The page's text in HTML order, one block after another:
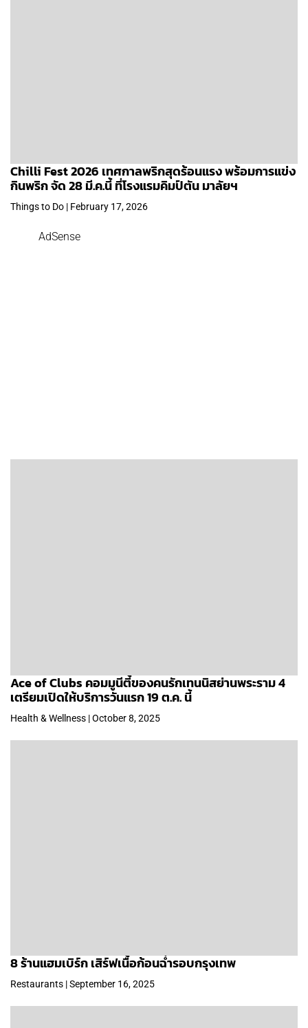
Chilli Fest 2026 เทศกาลพริกสุดร้อนแรง พร้อมการแข่ง
กินพริก จัด 28 มี.ค.นี้ ที่โรงแรมคิมป์ตัน มาลัยฯ
Things to Do | February 17, 2026
AdSense
Ace of Clubs คอมมูนีตี้ของคนรักเทนนิสย่านพระราม 4
เตรียมเปิดให้บริการวันแรก 19 ต.ค. นี้
Health & Wellness | October 8, 2025
8 ร้านแฮมเบิร์ก เสิร์ฟเนื้อก้อนฉ่ำรอบกรุงเทพ
Restaurants | September 16, 2025